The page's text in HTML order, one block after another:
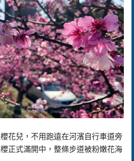
花兒，不用跑遠在河濱自行車道旁
正式滿開中，整條步道被粉嫩花海